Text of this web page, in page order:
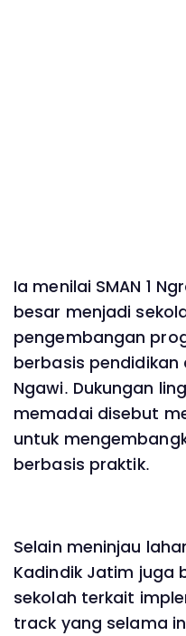
Ia menilai SMAN 1
besar menjadi
pengembangan
berbasis
Ngawi. Dukungan
memadai disebut
untuk
berbasis praktik.
Selain meninjau
Kadindik Jatim juga
sekolah terkait
track yang selama